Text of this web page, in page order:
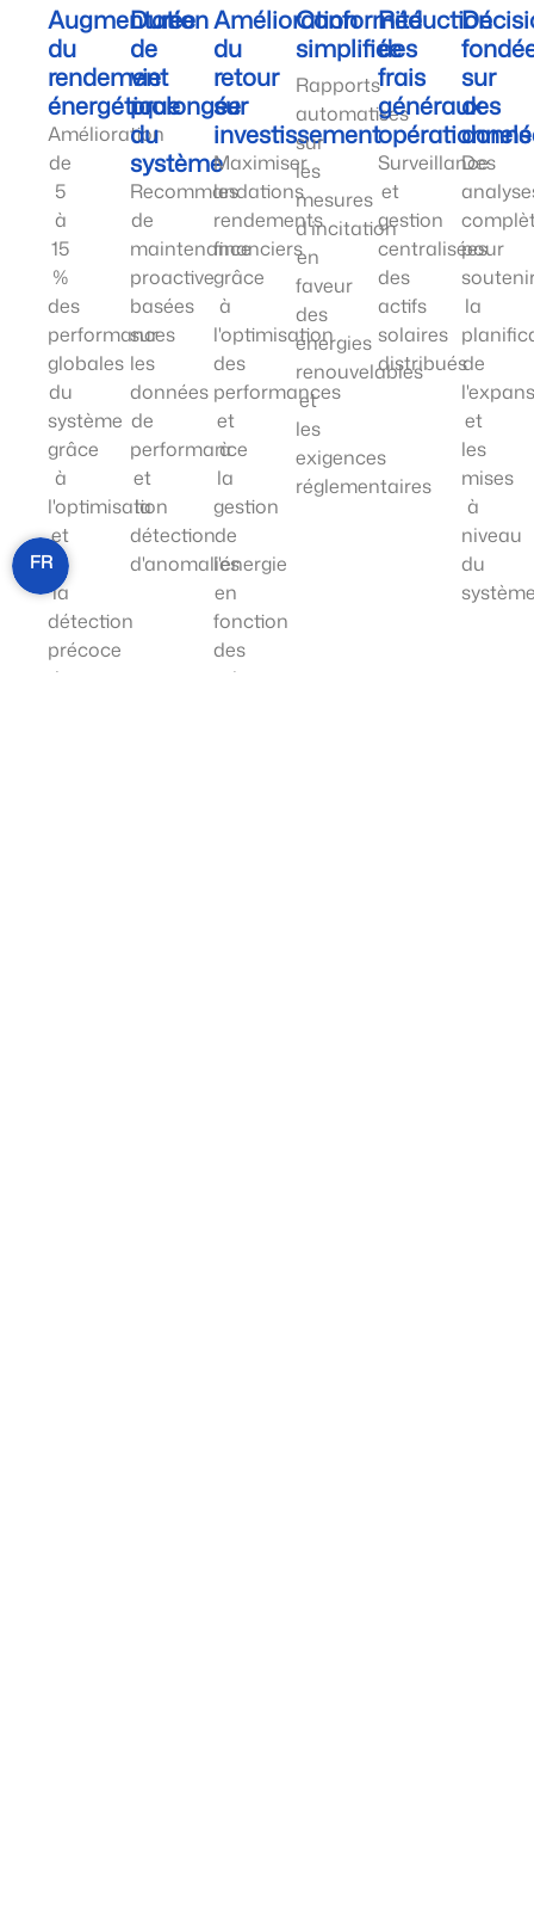
Augmentation
du
rendement
énergétique
Amélioration
de
5
à
15
%
des
performances
globales
du
système
grâce
à
l'optimisation
et
à
la
détection
précoce
des
Durée
de
vie
prolongée
du
système
Recommandations
de
maintenance
proactive
basées
sur
les
données
de
performance
et
la
détection
d'anomalies
Amélioration
du
retour
sur
investissement
Maximiser
les
rendements
financiers
grâce
à
l'optimisation
des
performances
et
à
la
gestion
de
l'énergie
en
fonction
des
prix
Conformité
simplifiée
Rapports
automatisés
sur
les
mesures
d'incitation
en
faveur
des
énergies
renouvelables
et
les
exigences
réglementaires
Réduction
des
frais
généraux
opérationnels
Surveillance
et
gestion
centralisées
des
actifs
solaires
distribués
sur
des
Des
pour
la
de
et
les
mises
à
niveau
du
FR